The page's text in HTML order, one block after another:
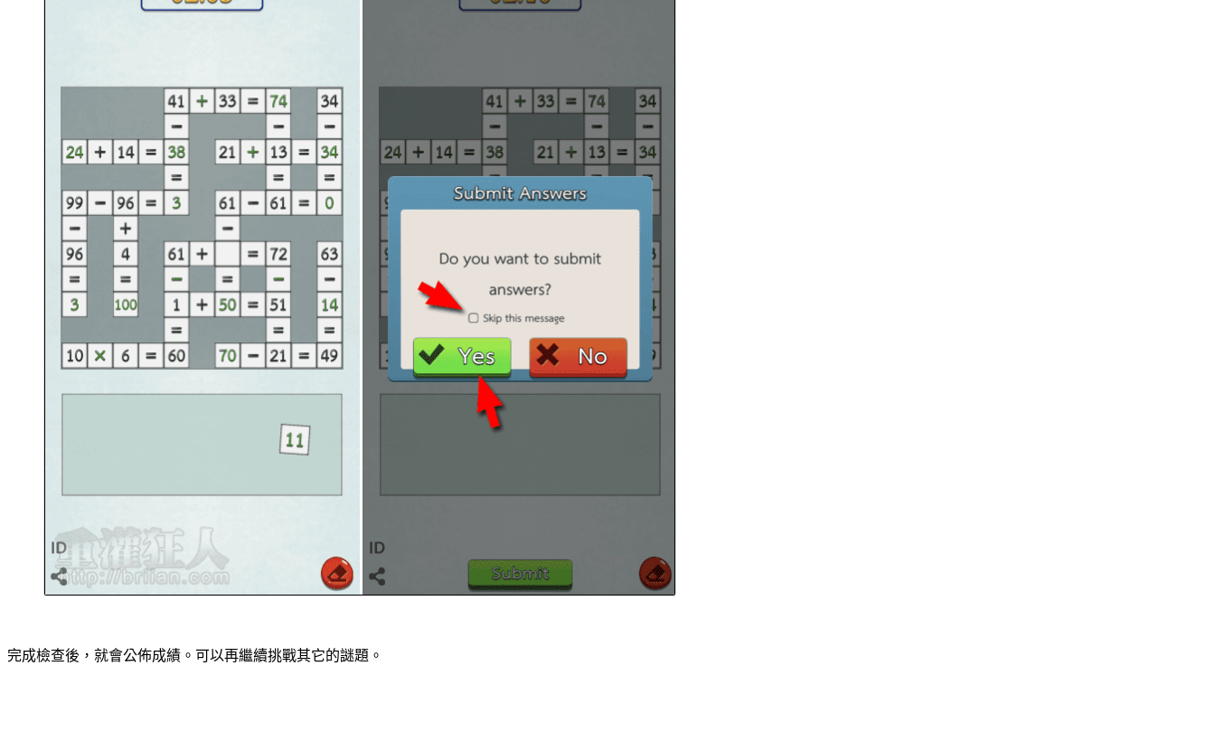
完成檢查後，就會公佈成績。可以再繼續挑戰其它的謎題。